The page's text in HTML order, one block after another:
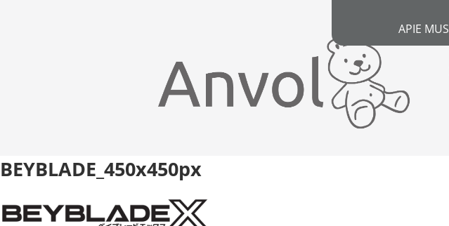
APIE MUS
BEYBLADE_450x450px